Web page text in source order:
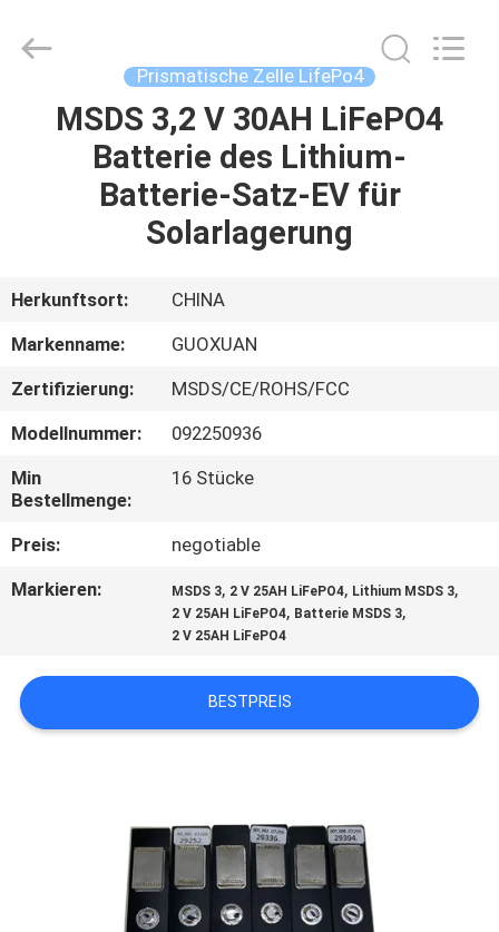
HAUS
PRODUKTE
UNS
AUSFLUG
QUALITÄTSKONTROLLE
TRETEN
SIE
IN
VERBINDUNG
Ltd..
Prismatische Zelle LifePo4
MSDS 3,2 V 30AH LiFePO4
Batterie des Lithium-
Batterie-Satz-EV für
Solarlagerung
Herkunftsort:
CHINA
Markenname:
GUOXUAN
Zertifizierung:
MSDS/CE/ROHS/FCC
Modellnummer:
092250936
Min
Bestellmenge:
16 Stücke
Preis:
negotiable
Markieren:
MSDS 3, 2 V 25AH LiFePO4, Lithium MSDS 3,
2 V 25AH LiFePO4, Batterie MSDS 3,
2 V 25AH LiFePO4
BESTPREIS